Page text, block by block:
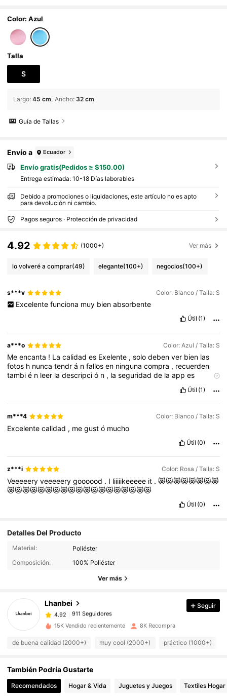
coración para baby shower y familia
Color: Azul
Talla
S
Largo: 45 cm Ancho: 32 cm
Guía de Tallas
Envío a Ecuador
Envío gratis(Pedidos ≥ $150.00)
Entrega estimada: 10-18 Días laborables
Debido a promociones o liquidaciones, este artículo no es apto
para devolución ni cambio.
Pagos seguros · Protección de privacidad
4.92 (1000+) Ver más
lo volveré a comprar(49) elegante(100+) negocios(100+)
s***v Color: Blanco / Talla: S
Excelente funciona muy bien absorbente
Útil (1)
a***o Color: Azul / Talla: S
Meencanta ! Lacalidades Exelente ,solodebenver bien las
fotos h nuncatendrá nfallosen ningunacompra , recuerden
tambié n leer ladescripció n , laseguridadde laappes
Útil (1)
m***4 Color: Blanco / Talla: S
Excelentecalidad , megustó mucho
Útil (0)
z***i Color: Rosa / Talla: S
Veeeeeryveeeeerygoooood . I liiiiikeeeee it .😻😻😻😻😻😻😻😻
😻😻😻😻😻😻😻😻😻😻😻😻😻😻😻😻😻😻😻
Útil (0)
Detalles Del Producto
Material:
Poliéster
Composición:
100% Poliéster
Ver más
Lhanbei
911 Seguidores
911 Seguidores
911 Seguidores
4.92
911 Seguidores
4.92
911 Seguidores
4.92 911 Seguidores
911 Seguidores
4.92 911 Seguidores
Seguir
15K Vendido recientemente 8K Recompra
de buena calidad (2000+) muy cool (2000+) práctico (1000+)
También Podría Gustarte
Recomendados Hogar & Vida Juguetes y Juegos Textiles Hogar